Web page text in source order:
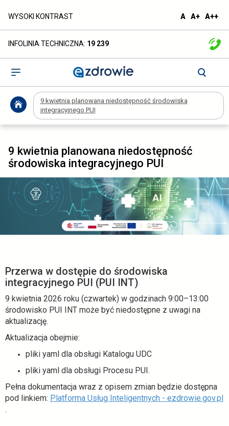
9
kwietnia
planowana
niedostępność
środowiska
integracyjnego
PUI
ezdrowie.gov.pl
WYSOKI KONTRAST A domyślna
A+większa
A++
INFOLINIA TECHNICZNA: 19 239
Otwórz
9 kwietnia planowana niedostępność środowiska
integracyjnego PUI
9 kwietnia planowana niedostępność
środowiska integracyjnego PUI
Przerwa w dostępie do środowiska
integracyjnego PUI (PUI INT)
9 kwietnia 2026 roku (czwartek) w godzinach 9:00–13:00
środowisko PUI INT może być niedostępne z uwagi na
aktualizację.
Aktualizacja obejmie:
pliki yaml dla obsługi Katalogu UDC
pliki yaml dla obsługi Procesu PUI.
Pełna dokumentacja wraz z opisem zmian będzie dostępna
pod linkiem: Platforma Usług Inteligentnych - ezdrowie.gov.pl
o.